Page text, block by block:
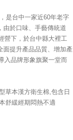
是台中一家近60年老字
由於口味、手藝傳統道
營下，於台中縣大裡工
面提升產品品質、增加產
入品牌形象旗聚一堂而
草本漢方衛生棉,包含日
舒緩經期悶熱不適